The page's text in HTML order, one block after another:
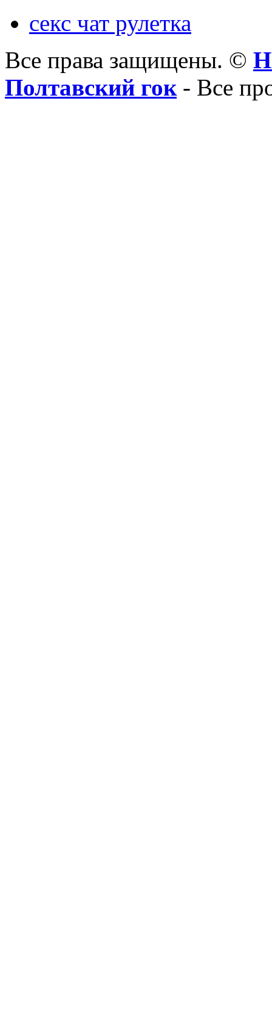
секс чат рулетка
Все права защищены. ©
Полтавский гок- Все